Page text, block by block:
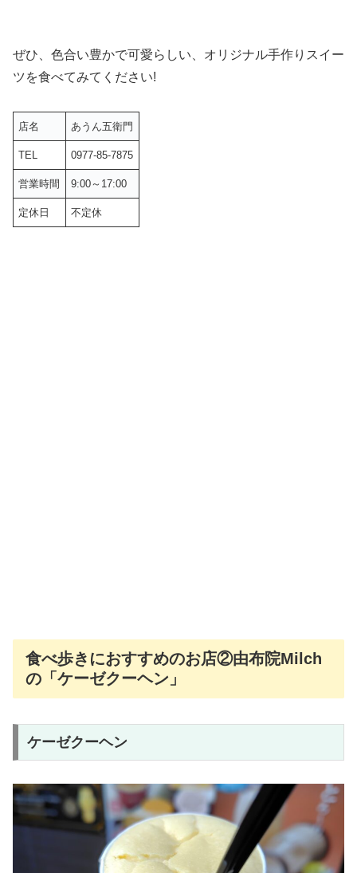
ぜひ、色合い豊かで可愛らしい、オリジナル手作りスイー
ツを食べてみてください!
店名 あうん五衛門
TEL 0977-85-7875
営業時間 9:00～17:00
定休日 不定休
食べ歩きにおすすめのお店②由布院Milch
の「ケーゼクーヘン」
ケーゼクーヘン